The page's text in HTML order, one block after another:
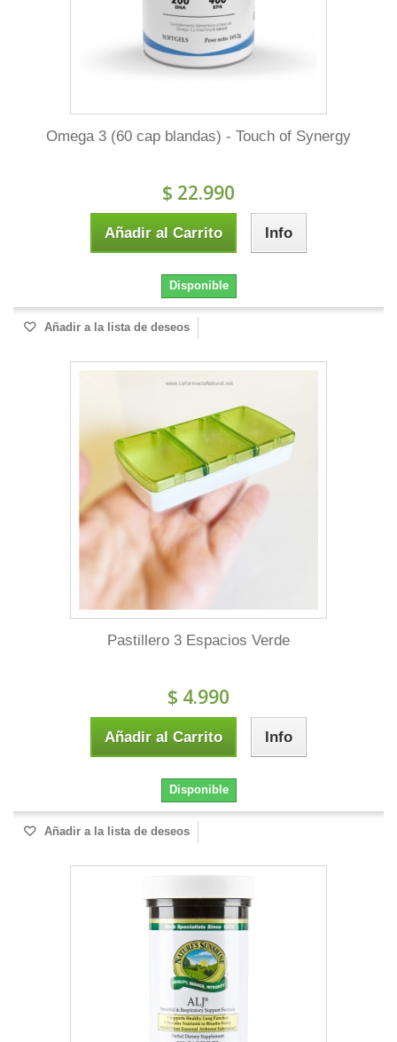
Omega 3 (60 cap blandas) - Touch of Synergy
$ 22.990
Añadir al Carrito Info
Disponible
Añadir a la lista de deseos
Pastillero 3 Espacios Verde
$ 4.990
Añadir al Carrito Info
Disponible
Añadir a la lista de deseos